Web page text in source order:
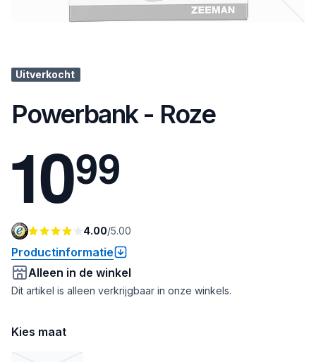
Uitverkocht
Powerbank - Roze
1099
4.00/5.00
Productinformatie
Alleen in de winkel
Dit artikel is alleen verkrijgbaar in onze winkels.
Kies maat